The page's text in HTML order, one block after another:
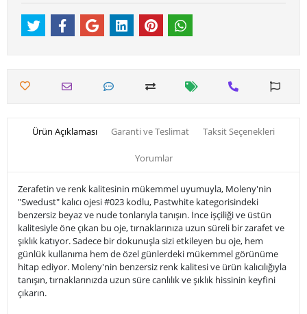
Ürün Açıklaması Garanti ve Teslimat Taksit Seçenekleri
Yorumlar
Zerafetin ve renk kalitesinin mükemmel uyumuyla, Moleny'nin
"Swedust" kalıcı ojesi #023 kodlu, Pastwhite kategorisindeki
benzersiz beyaz ve nude tonlarıyla tanışın. İnce işçiliği ve üstün
kalitesiyle öne çıkan bu oje, tırnaklarınıza uzun süreli bir zarafet ve
şıklık katıyor. Sadece bir dokunuşla sizi etkileyen bu oje, hem
günlük kullanıma hem de özel günlerdeki mükemmel görünüme
hitap ediyor. Moleny'nin benzersiz renk kalitesi ve ürün kalıcılığıyla
tanışın, tırnaklarınızda uzun süre canlılık ve şıklık hissinin keyfini
çıkarın.